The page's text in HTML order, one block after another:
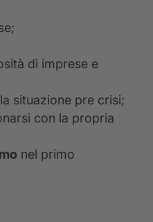
di imprese e
situazione pre crisi;
con la propria
nel primo